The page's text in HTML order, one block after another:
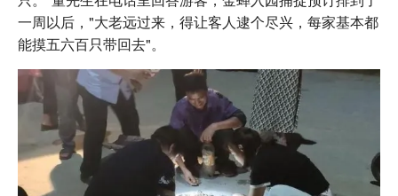
一周以后，"大老远过来，得让客人逮个尽兴，每家基本都
能摸五六百只带回去"。